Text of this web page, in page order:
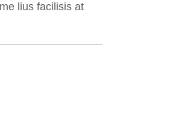
lius facilisis at